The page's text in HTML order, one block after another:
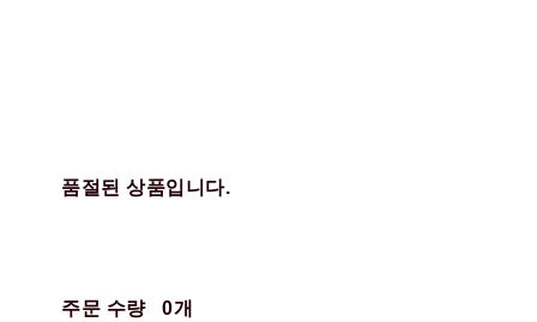
품절된 상품입니다.
주문 수량
0개